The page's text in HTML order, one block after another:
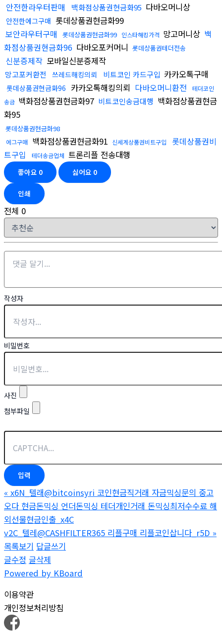
안전한라우터판매 백화점상품권현금화95 다바오머니상
안전한에그구매 롯데상품권현금화99
보안라우터구매
롯데상품권현금화99 인스타해킹가격 망고머니상 백
화점상품권현금화96 다바오포커머니 롯데상품권테더전송
신분증제작 모바일신분증제작
망고포커환전 쓰레드해킹의뢰 비트코인 카드구입 카카오톡구매
롯데상품권현금화96 카카오톡해킹의뢰 다바오머니환전
테더코인
송금 백화점상품권현금화97 비트코인송금대행 백화점상품권현금
화95
롯데상품권현금화98
에그구매 백화점상품권현금화91 신세계상품권비트구입
롯데상품권비
트구입
테더송금업체 트론리플 전송대행
좋아요 0 싫어요 0
인쇄
전체 0
작성자
비밀번호
사진
첨부파일
« x6N_텔래@bitcoinsyri 코인현금직거래 자금믹싱문의 중고
오다 현금돈믹싱 언더돈믹싱 테더개인거래 돈믹싱최저수수료 해
외선물현금인출_x4C
v2C_텔레@CASHFILTER365 리플구매 리플코인삽니다_r5D »
목록보기 답글쓰기
글수정 글삭제
Powered by KBoard
이용약관
개인정보처리방침